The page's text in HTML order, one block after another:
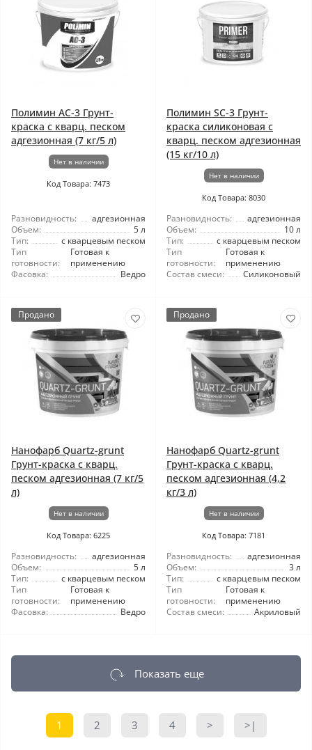
Полимин АС-3 Грунт-
краска с кварц. песком
адгезионная (7 кг/5 л)
Нет в наличии
Код Товара: 7473
Разновидность:
адгезионная
Объем:
5 л
Тип:
с кварцевым песком
Тип
готовности:
Готовая к
применению
Фасовка:
Ведро
Полимин SC-3 Грунт-
краска силиконовая с
кварц. песком адгезионная
(15 кг/10 л)
Нет в наличии
Код Товара: 8030
Разновидность:
адгезионная
Объем:
10 л
Тип:
с кварцевым песком
Тип
готовности:
Готовая к
применению
Состав смеси:
Силиконовый
Продано
Нанофарб Quartz-grunt
Грунт-краска с кварц.
песком адгезионная (7 кг/5
л)
Нет в наличии
Код Товара: 6225
Разновидность:
адгезионная
Объем:
5 л
Тип:
с кварцевым песком
Тип
готовности:
Готовая к
применению
Фасовка:
Ведро
Продано
Нанофарб Quartz-grunt
Грунт-краска с кварц.
песком адгезионная (4,2
кг/3 л)
Нет в наличии
Код Товара: 7181
Разновидность:
адгезионная
Объем:
3 л
Тип:
с кварцевым песком
Тип
готовности:
Готовая к
применению
Состав смеси:
Акриловый
Показать еще
1 2 3 4 > >|